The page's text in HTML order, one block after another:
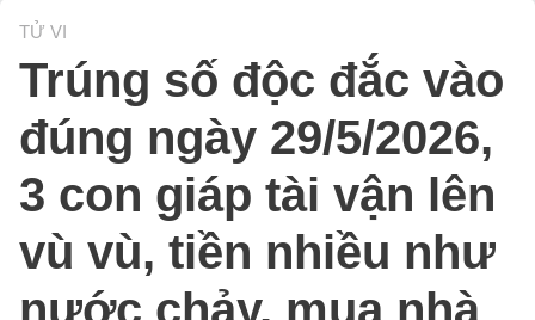
TỬ VI
Trúng số độc đắc vào
đúng ngày 29/5/2026,
3 con giáp tài vận lên
vù vù, tiền nhiều như
nước chảy, mua nhà